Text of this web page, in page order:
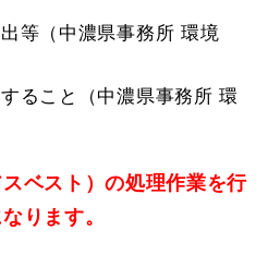
等（中濃県事務所 環境
ること（中濃県事務所 環
ベスト）の処理作業を行
ります。